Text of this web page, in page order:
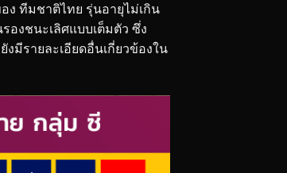
ง ทีมชาติไทย รุ่นอายุไม่เกิน
องชนะเลิศแบบเต็มตัว ซึ่ง
งมีรายละเอียดอื่นเกี่ยวข้องใน